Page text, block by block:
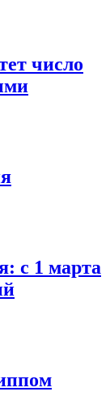
число
с 1 марта